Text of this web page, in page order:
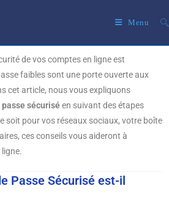
Menu
de vos comptes en ligne est
faibles sont une porte ouverte aux
cet article, nous vous expliquons
sécurisé en suivant des étapes
soit pour vos réseaux sociaux, votre boîte
ces conseils vous aideront à
Passe Sécurisé est-il